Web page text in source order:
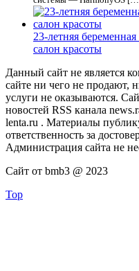
23-летняя
салон красоты
Данный сайт не является
сайте ни чего не продают,
услуги не оказываются.
новостей RSS канала
lenta.ru . Материалы
ответственность за
Администрация сайта не
Сайт от bmb3 @ 2023
Top